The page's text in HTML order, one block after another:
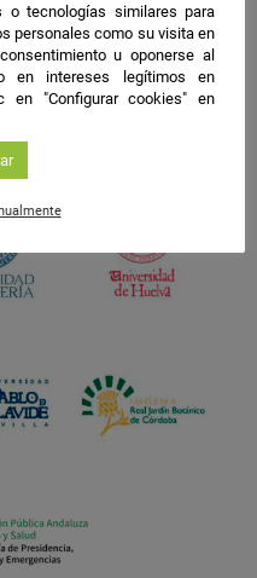
o tecnologías similares para
personales como su visita en
u oponerse al
en intereses legítimos en
en "Configurar cookies" en